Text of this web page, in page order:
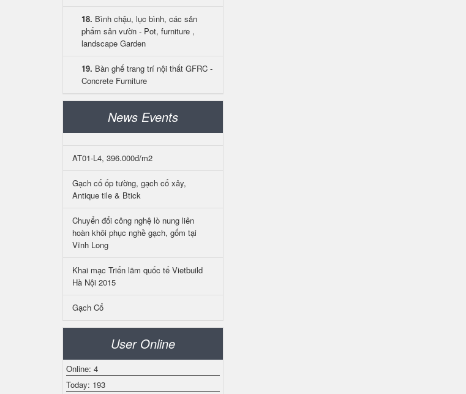
18. Bình chậu, lục bình, các sản
phẩm sân vườn - Pot, furniture ,
landscape Garden
19. Bàn ghế trang trí nội thất GFRC -
Concrete Furniture
News Events
AT01-L4, 396.000đ/m2
Gạch cổ ốp tường, gạch cổ xây,
Antique tile & Btick
Chuyển đổi công nghệ lò nung liên
hoàn khôi phục nghề gạch, gốm tại
Vĩnh Long
Khai mạc Triển lãm quốc tế Vietbuild
Hà Nội 2015
Gạch Cổ
User Online
Online: 4
Today: 193